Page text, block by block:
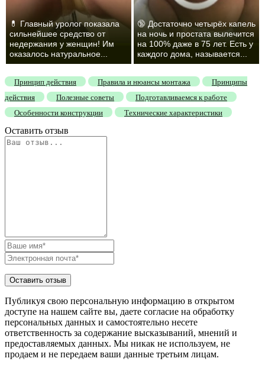
💊 Главный уролог показала
сильнейшее средство от
недержания у женщин! Им
оказалось натуральное...
🔞 Достаточно четырёх капель
на ночь и простата вылечится
на 100% даже в 75 лет. Есть у
каждого дома, называется...
Принцип действия Правила и нюансы монтажа
Принципы
действия
Полезные советы
Подготавливаемся к работе
Особенности конструкции
Технические характеристики
Оставить отзыв
Публикуя свою персональную информацию в открытом
доступе на нашем сайте вы, даете согласие на обработку
персональных данных и самостоятельно несете
ответственность за содержание высказываний, мнений и
предоставляемых данных. Мы никак не используем, не
продаем и не передаем ваши данные третьим лицам.